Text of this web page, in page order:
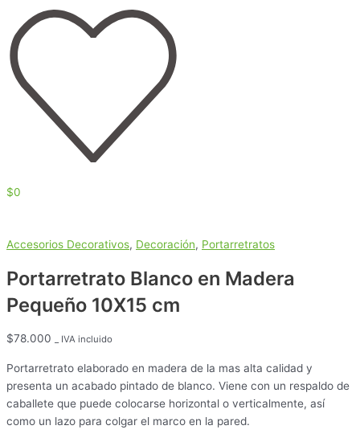
$0
Accesorios Decorativos, Decoración, Portarretratos
Portarretrato Blanco en Madera
Pequeño 10X15 cm
$78.000 _ IVA incluido
Portarretrato elaborado en madera de la mas alta calidad y
presenta un acabado pintado de blanco. Viene con un respaldo de
caballete que puede colocarse horizontal o verticalmente, así
como un lazo para colgar el marco en la pared.